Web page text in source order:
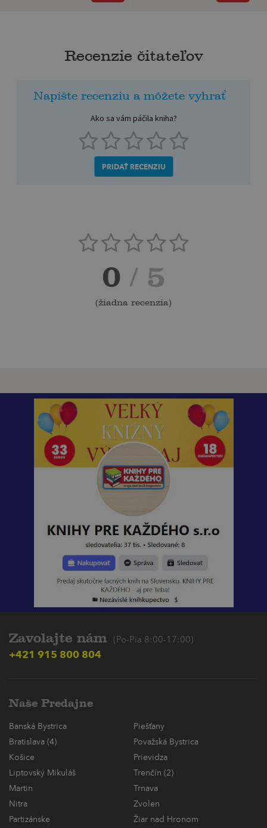
Recenzie čitateľov
Napíšte recenziu a môžete vyhrať
Ako sa vám páčila kniha?
PRIDAŤ RECENZIU
0 / 5
(žiadna recenzia)
Zavolajte nám (Po-Pia 8:00-17:00)
+421 915 800 804
Naše Predajne
Banská Bystrica
Piešťany
Bratislava (4)
Považská Bystrica
Košice
Prievidza
Liptovský Mikuláš
Trenčín (2)
Martin
Trnava
Nitra
Zvolen
Partizánske
Žiar nad Hronom